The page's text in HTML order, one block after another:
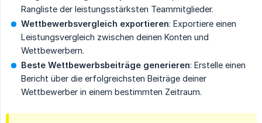
Rangliste der leistungsstärksten Teammitglieder.
Wettbewerbsvergleich exportieren: Exportiere einen
Leistungsvergleich zwischen deinen Konten und
Wettbewerbern.
Beste Wettbewerbsbeiträge generieren: Erstelle einen
Bericht über die erfolgreichsten Beiträge deiner
Wettbewerber in einem bestimmten Zeitraum.